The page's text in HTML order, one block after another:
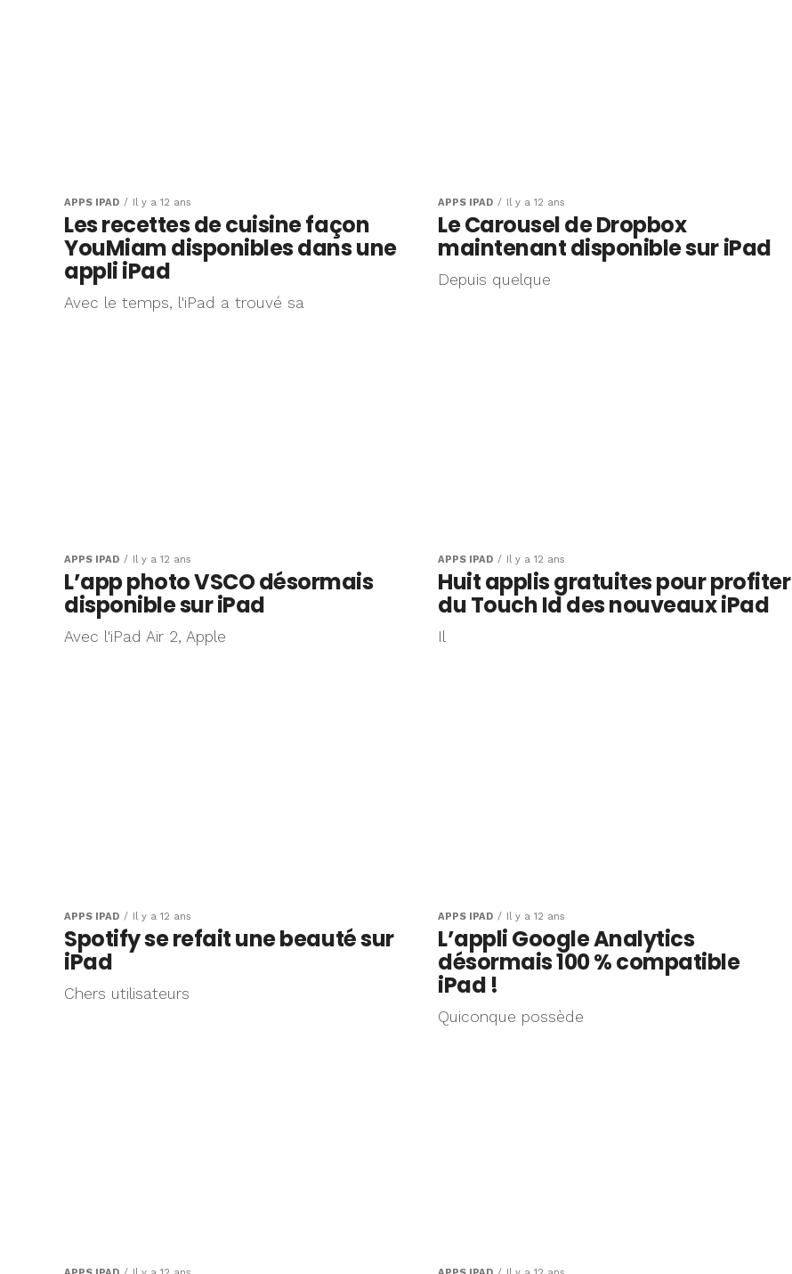
APPS IPAD Il y a 12 ans
Les recettes de cuisine façon
YouMiam disponibles dans une
appli iPad
Avec le temps, l'iPad a trouvé sa
APPS IPAD Il y a 12 ans
Le Carousel de Dropbox
maintenant disponible sur iPad
Depuis quelque
APPS IPAD Il y a 12 ans
L’app photo VSCO désormais
disponible sur iPad
Avec l'iPad Air 2, Apple
APPS IPAD Il y a 12 ans
Huit applis gratuites pour profiter
du Touch Id des nouveaux iPad
Il
APPS IPAD Il y a 12 ans
Spotify se refait une beauté sur
iPad
Chers utilisateurs
APPS IPAD Il y a 12 ans
L’appli Google Analytics
désormais 100 % compatible
iPad !
Quiconque possède